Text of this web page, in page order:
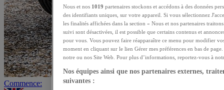
Commence:
Nous et nos 1019 partenaires stockons et accédons à des données
des identifiants uniques, sur votre appareil. Si vous sélectionnez
les finalités affichées dans la section « Nous et nos partenaires
suivi sont désactivées, il est possible que certains contenus et
pour vous. Vous pouvez faire réapparaître ce menu pour modifier
moment en cliquant sur le lien Gérer mes préférences en bas de
notre ou nos Site Web. Pour plus d’informations, reportez-vous à
Nos équipes ainsi que nos partenaires externes,
suivantes :